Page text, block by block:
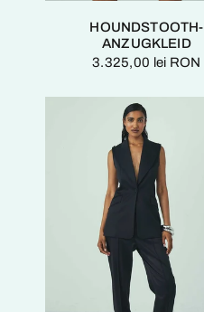
HOUNDSTOOTH-
ANZUGKLEID
3.325,00 lei RON